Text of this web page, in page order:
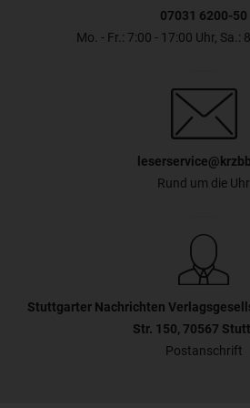
Sie zur Website zurückkehren. Wenn
nun zu klein sein sollte, lesen Sie den
07031 6200-50
Mo. - Fr.: 7:00 - 17:00 Uhr, Sa.:
Rund um die Uhr
Stuttgarter Nachrichten
Str. 150, 70567
Postanschrift